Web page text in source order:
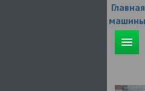
Главная